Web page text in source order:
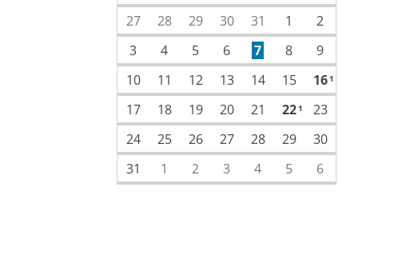
27
28 29 30 31 1
2
3
4 5 6 7 8
9
10
11 12 13 14 15 161
17 18 19 20 21 221
23
24
25 26 27 28 29
30
31
1 2 3 4 5 6